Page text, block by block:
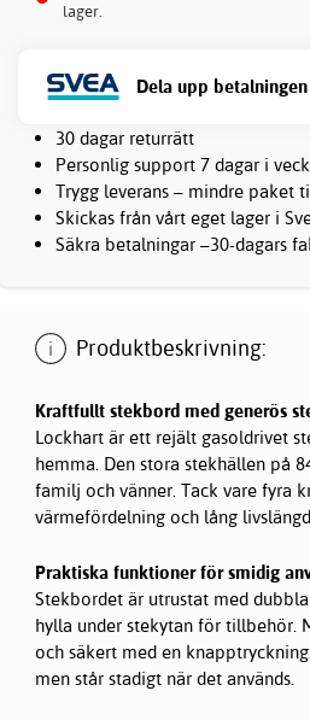
lager.
Dela upp
30 dagar returrätt
Personlig support 7 dagar i
Trygg leverans – mindre paket
Skickas från vårt eget lager i
Säkra betalningar –30-dagars
Produktbeskrivning:
Kraftfullt stekbord med generös
Lockhart är ett rejält gasoldrivet
hemma. Den stora stekhällen på
familj och vänner. Tack vare fyra
värmefördelning och lång livslängd.
Praktiska funktioner för smidig
Stekbordet är utrustat med
hylla under stekytan för tillbehör.
och säkert med en
men står stadigt när det används.